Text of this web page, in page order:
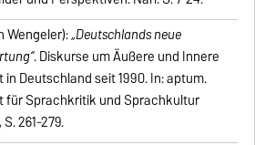
Wengeler):„Deutschlands neue
. Diskurse um Äußere und Innere
in Deutschland seit 1990. In: aptum.
für Sprachkritik und Sprachkultur
261-279.